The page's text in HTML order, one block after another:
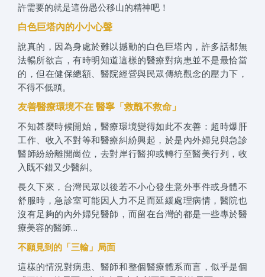
許需要的就是這份愚公移山的精神吧！
白色巨塔內的小小心聲
說真的，因為身處於難以撼動的白色巨塔內，許多話都無
法暢所欲言，有時明知道這樣的醫療對病患並不是最恰當
的，但在健保總額、醫院經營與民眾傳統觀念的壓力下，
不得不低頭。
友善醫療環境不在 醫寧「救醜不救命」
不知甚麼時候開始，醫療環境變得如此不友善：超時爆肝
工作、收入不對等和醫療糾紛興起，於是內外婦兒與急診
醫師紛紛離開崗位，去對岸行醫抑或轉行至醫美行列，收
入既不錯又少醫糾。
長久下來，台灣民眾以後若不小心發生意外事件或身體不
舒服時，急診室可能因人力不足而延緩處理病情，醫院也
沒有足夠的內外婦兒醫師，而留在台灣的都是一些專於醫
療美容的醫師…
不願見到的「三輸」局面
這樣的情況對病患、醫師和整個醫療體系而言，似乎是個